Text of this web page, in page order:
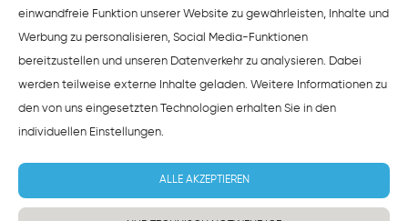
einwandfreie Funktion unserer Website zu gewährleisten, Inhalte und
Werbung zu personalisieren, Social Media-Funktionen
bereitzustellen und unseren Datenverkehr zu analysieren. Dabei
werden teilweise externe Inhalte geladen. Weitere Informationen zu
den von uns eingesetzten Technologien erhalten Sie in den
individuellen Einstellungen.
ALLE AKZEPTIEREN